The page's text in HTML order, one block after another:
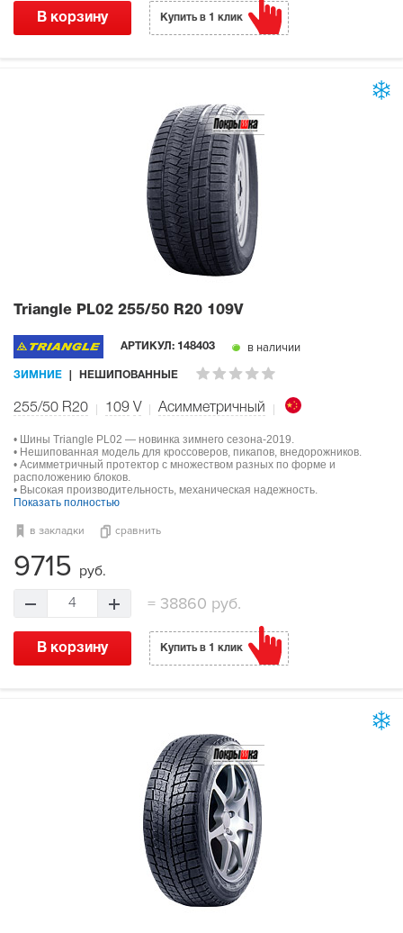
В корзину Купить в 1 клик
Triangle PL02 255/50 R20 109V
АРТИКУЛ: 148403 в наличии
ЗИМНИЕ НЕШИПОВАННЫЕ
255/50 R20 109 V Асимметричный
• Шины Triangle PL02 — новинка зимнего сезона-2019.
• Нешипованная модель для кроссоверов, пикапов, внедорожников.
• Асимметричный протектор с множеством разных по форме и
расположению блоков.
• Высокая производительность, механическая надежность.
Показать полностью
в закладки сравнить
9715 руб.
4 =38860 руб.
В корзину Купить в 1 клик